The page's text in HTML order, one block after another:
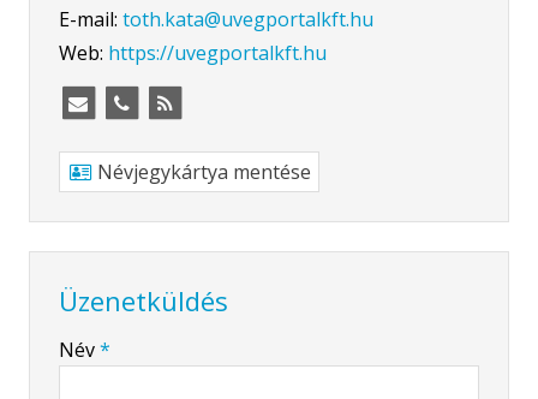
E-mail: toth.kata@uvegportalkft.hu
Web: https://uvegportalkft.hu
Névjegykártya mentése
Üzenetküldés
Név*